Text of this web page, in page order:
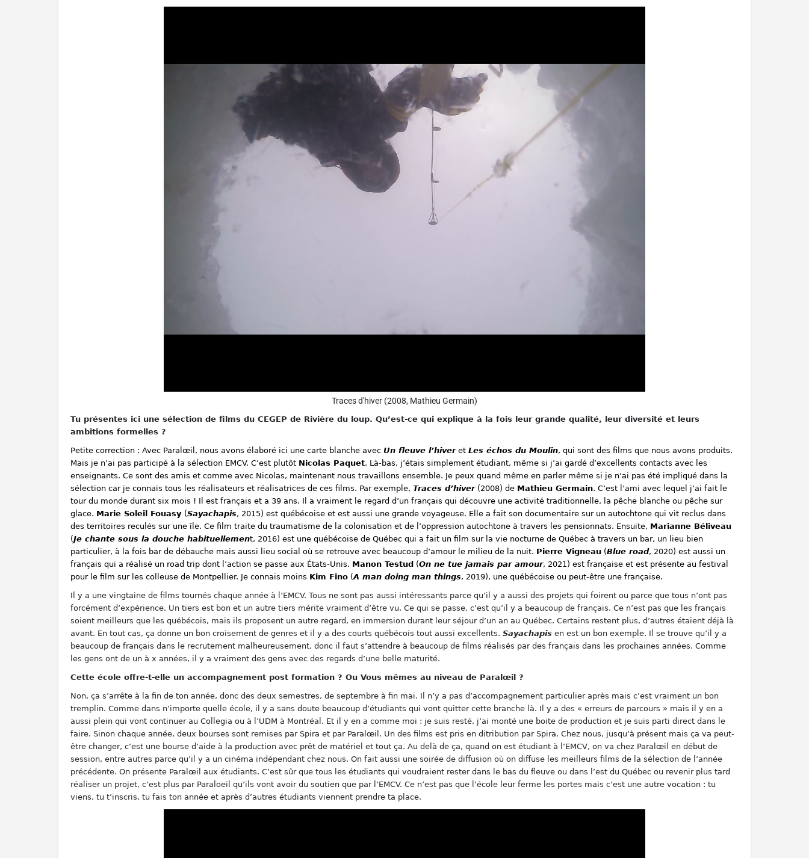
Traces d'hiver (2008, Mathieu Germain)
Tu présentes ici une sélection de films du CEGEP de Rivière du loup. Qu’est-ce qui explique à la fois leur grande qualité, leur diversité et leurs
ambitions formelles ?
Petite correction : Avec Paral œil, nous avons élaboré ici une carte blanche avec Un fleuve l’hiveret Les échos du Moulin, qui sont des films que nous avons produits.
Mais je n’ai pas participé à la sélection EMCV. C’est plutôt Nicolas Paquet. Là-bas, j’étais simplement étudiant, même si j’ai gardé d’excellents contacts avec les
enseignants. Ce sont des amis et comme avec Nicolas, maintenant nous travaillons ensemble. Je peux quand même en parler même si je n’ai pas été impliqué dans la
sélection car je connais tous les réalisateurs et réalisatrices de ces films. Par exemple, Traces d’hiver(2008) de Mathieu Germain. C’est l’ami avec lequel j’ai fait le
tour du monde durant six mois ! Il est français et a 39 ans. Il a vraiment le regard d’un français qui découvre une activité traditionnelle, la pêche blanche ou pêche sur
glace. Marie Soleil Fouasy (Sayachapis, 2015) est québécoise et est aussi une grande voyageuse. Elle a fait son documentaire sur un autochtone qui vit reclus dans
des territoires reculés sur une île. Ce film traite du traumatisme de la colonisation et de l’oppression autochtone à travers les pensionnats. Ensuite, Marianne Béliveau
(Je chante sous la douche habituellement, 2016) est une québécoise de Québec qui a fait un film sur la vie nocturne de Québec à travers un bar, un lieu bien
particulier, à la fois bar de débauche mais aussi lieu social où se retrouve avec beaucoup d’amour le milieu de la nuit. Pierre Vigneau (Blue road, 2020) est aussi un
français qui a réalisé un road trip dont l’action se passe aux États-Unis. Manon Testud (On ne tue jamais par amour, 2021) est française et est présente au festival
pour le film sur les colleuse de Montpellier. Je connais moins Kim Fino (A man doing man things, 2019), une québécoise ou peut-être une française.
Il y a une vingtaine de films tournés chaque année à l’EMCV. Tous ne sont pas aussi intéressants parce qu’il y a aussi des projets qui foirent ou parce que tous n’ont pas
forcément d’expérience. Un tiers est bon et un autre tiers mérite vraiment d’être vu. Ce qui se passe, c’est qu’il y a beaucoup de français. Ce n’est pas que les français
soient meilleurs que les québécois, mais ils proposent un autre regard, en immersion durant leur séjour d’un an au Québec. Certains restent plus, d’autres étaient déjà là
avant. En tout cas, ça donne un bon croisement de genres et il y a des courts québécois tout aussi excellents. Sayachapis en est un bon exemple. Il se trouve qu’il y a
beaucoup de français dans le recrutement malheureusement, donc il faut s’attendre à beaucoup de films réalisés par des français dans les prochaines années. Comme
les gens ont de un à x années, il y a vraiment des gens avec des regards d’une belle maturité.
Cette école offre-t-elle un accompagnement post formation ? Ou Vous mêmes au niveau de Paralœil ?
Non, ça s’arrête à la fin de ton année, donc des deux semestres, de septembre à fin mai. Il n’y a pas d’accompagnement particulier après mais c’est vraiment un bon
tremplin. Comme dans n’importe quelle école, il y a sans doute beaucoup d’étudiants qui vont quitter cette branche là. Il y a des « erreurs de parcours » mais il y en a
aussi plein qui vont continuer au Collegia ou à l’UDM à Montréal. Et il y en a comme moi : je suis resté, j’ai monté une boite de production et je suis parti direct dans le
faire. Sinon chaque année, deux bourses sont remises par Spira et par Paralœil. Un des films est pris en ditribution par Spira. Chez nous, jusqu’à présent mais ça va peut-
être changer, c’est une bourse d’aide à la production avec prêt de matériel et tout ça. Au delà de ça, quand on est étudiant à l’EMCV, on va chez Paralœil en début de
session, entre autres parce qu’il y a un cinéma indépendant chez nous. On fait aussi une soirée de diffusion où on diffuse les meilleurs films de la sélection de l’année
précédente. On présente Paralœil aux étudiants. C’est sûr que tous les étudiants qui voudraient rester dans le bas du fleuve ou dans l’est du Québec ou revenir plus tard
réaliser un projet, c’est plus par Paraloeil qu’ils vont avoir du soutien que par l’EMCV. Ce n’est pas que l’école leur ferme les portes mais c’est une autre vocation : tu
viens, tu t’inscris, tu fais ton année et après d’autres étudiants viennent prendre ta place.